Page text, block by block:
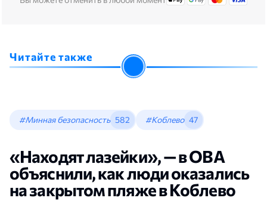
Читайте также
#Минная безопасность 582 #Коблево 47
«Находят лазейки», — в ОВА
объяснили, как люди оказались
на закрытом пляже в Коблево